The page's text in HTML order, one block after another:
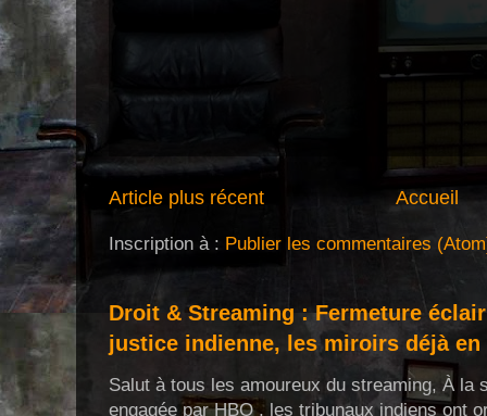
Article plus récent Accueil
Inscription à : Publier les commentaires
Droit & Streaming : Fermeture
justice indienne, les miroirs déjà
Salut à tous les amoureux du streaming, À la
engagée par HBO , les tribunaux indiens ont